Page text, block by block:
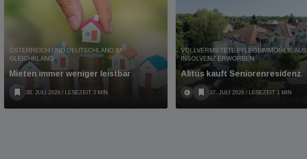
ÖSTERREICH UND DEUTSCHLAND IM
GLEICHKLANG
Mieten immer weniger leistbar
30. JULI 2026 / LESEZEIT 2 MIN
VOLLVERMIETETE PFLEGEIMMOBILIE AUS
INSOLVENZ ERWORBEN
Alìtus kauft Seniorenresidenz
27. JULI 2026 / LESEZEIT 1 MIN